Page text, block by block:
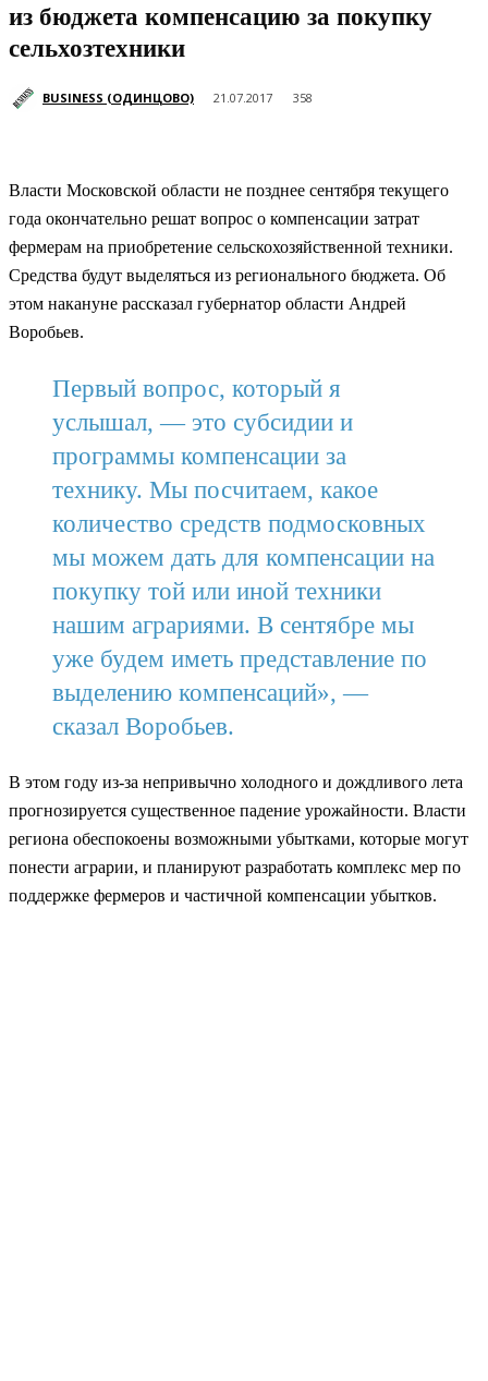
из бюджета компенсацию за покупку
сельхозтехники
BUSINESS (ОДИНЦОВО) 21.07.2017 358
Власти Московской области не позднее сентября текущего
года окончательно решат вопрос о компенсации затрат
фермерам на приобретение сельскохозяйственной техники.
Средства будут выделяться из регионального бюджета. Об
этом накануне рассказал губернатор области Андрей
Воробьев.
Первый вопрос, который я
услышал, — это субсидии и
программы компенсации за
технику. Мы посчитаем, какое
количество средств подмосковных
мы можем дать для компенсации на
покупку той или иной техники
нашим аграриями. В сентябре мы
уже будем иметь представление по
выделению компенсаций», —
сказал Воробьев.
В этом году из-за непривычно холодного и дождливого лета
прогнозируется существенное падение урожайности. Власти
региона обеспокоены возможными убытками, которые могут
понести аграрии, и планируют разработать комплекс мер по
поддержке фермеров и частичной компенсации убытков.